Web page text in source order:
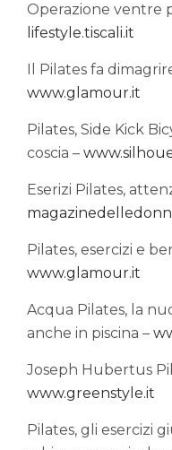
Operazione ventre
lifestyle.tiscali.it
Il Pilates fa
www.glamour.it
Pilates, Side Kick
coscia –
Eserizi Pilates,
Pilates, esercizi e
www.glamour.it
Acqua Pilates, la
anche in piscina –
Joseph Hubertus
www.greenstyle.it
Pilates, gli esercizi